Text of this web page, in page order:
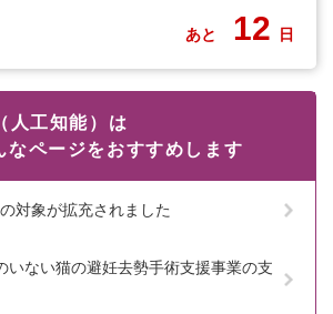
あと 12 日
人工知能）は
なページをおすすめします
対象が拡充されました
いない猫の避妊去勢手術支援事業の支